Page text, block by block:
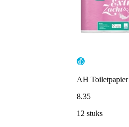
AH Toiletpapier
8.35
12 stuks